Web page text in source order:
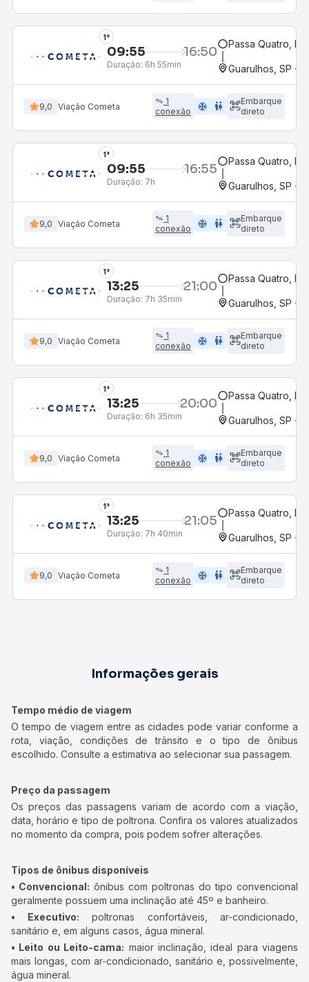
1°
09:55 16:50
Duração: 6h 55min
Passa Quatro, MG
Guarulhos, SP -
9,0 Viação Cometa
1
conexão
ac_unit wc
Embarque
direto
1°
09:55 16:55
Duração: 7h
Passa Quatro, MG
Guarulhos, SP -
9,0 Viação Cometa
1
conexão
ac_unit wc
Embarque
direto
1°
13:25 21:00
Duração: 7h 35min
Passa Quatro, MG
Guarulhos, SP -
9,0 Viação Cometa
1
conexão
ac_unit wc
Embarque
direto
1°
13:25 20:00
Duração: 6h 35min
Passa Quatro, MG
Guarulhos, SP -
9,0 Viação Cometa
1
conexão
ac_unit wc
Embarque
direto
1°
13:25 21:05
Duração: 7h 40min
Passa Quatro, MG
Guarulhos, SP -
9,0 Viação Cometa
1
conexão
ac_unit wc
Embarque
direto
Informações gerais
Tempo médio de viagem
O tempo de viagem entre as cidades pode variar conforme a
rota, viação, condições de trânsito e o tipo de ônibus
escolhido. Consulte a estimativa ao selecionar sua passagem.
Preço da passagem
Os preços das passagens variam de acordo com a viação,
data, horário e tipo de poltrona. Confira os valores atualizados
no momento da compra, pois podem sofrer alterações.
Tipos de ônibus disponíveis
• Convencional: ônibus com poltronas do tipo convencional
geralmente possuem uma inclinação até 45º e banheiro.
• Executivo: poltronas confortáveis, ar-condicionado,
sanitário e, em alguns casos, água mineral.
• Leito ou Leito-cama: maior inclinação, ideal para viagens
mais longas, com ar-condicionado, sanitário e, possivelmente,
água mineral.